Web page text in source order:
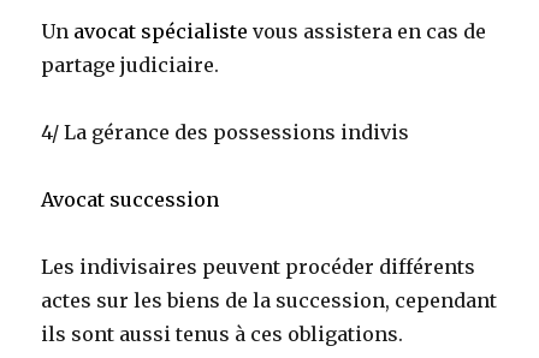
Un avocat spécialiste vous assistera en cas de
partage judiciaire.
4/ La gérance des possessions indivis
Avocat succession
Les indivisaires peuvent procéder différents
actes sur les biens de la succession, cependant
ils sont aussi tenus à ces obligations.